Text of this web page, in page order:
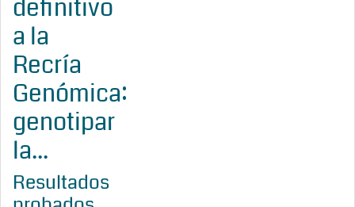
definitivo
a la
Recría
Genómica:
genotipar
la...
Resultados